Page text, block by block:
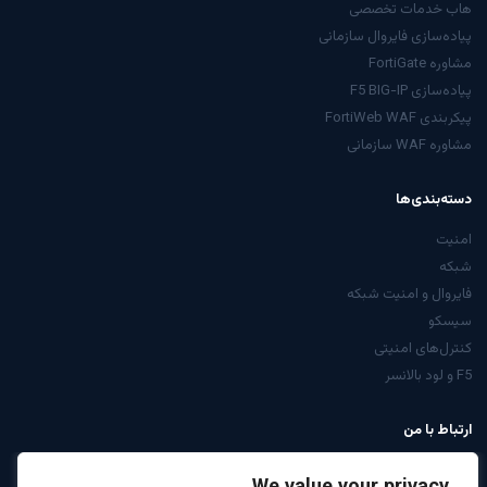
هاب خدمات تخصصی
پیاده‌سازی فایروال سازمانی
مشاوره FortiGate
پیاده‌سازی F5 BIG-IP
پیکربندی FortiWeb WAF
مشاوره WAF سازمانی
دسته‌بندی‌ها
امنیت
شبکه
فایروال و امنیت شبکه
سیسکو
کنترل‌های امنیتی
F5 و لود بالانسر
ارتباط با من